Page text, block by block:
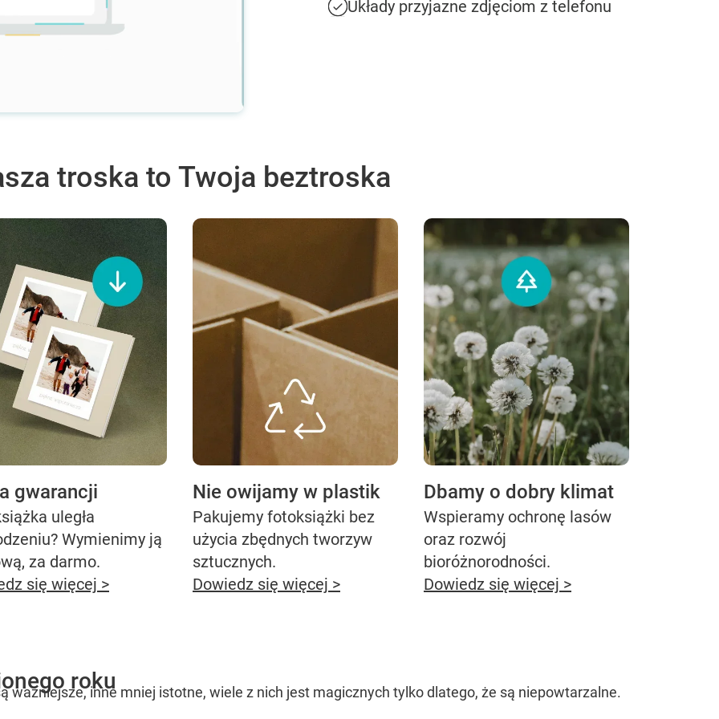
Układy przyjazne zdjęciom z telefonu
troska to Twoja beztroska
gwarancji
uległa
Wymienimy ją
za darmo.
się więcej >
Nie owijamy w plastik
Pakujemy fotoksiążki bez
użycia zbędnych tworzyw
sztucznych.
Dowiedz się więcej >
Dbamy o dobry klimat
Wspieramy ochronę lasów
oraz rozwój
bioróżnorodności.
Dowiedz się więcej >
roku
ważniejsze, inne mniej istotne, wiele z nich jest magicznych tylko dlatego, że są niepowtarzalne.